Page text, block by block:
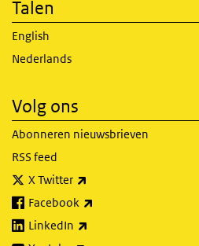
Talen
English
Nederlands
Volg ons
Abonneren nieuwsbrieven
RSS feed
X Twitter
Facebook
LinkedIn